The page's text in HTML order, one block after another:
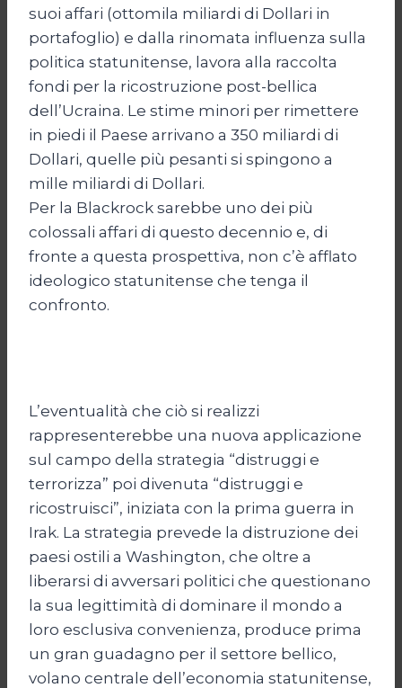
suoi affari (ottomila miliardi di Dollari in
portafoglio) e dalla rinomata influenza sulla
politica statunitense, lavora alla raccolta
fondi per la ricostruzione post-bellica
dell’Ucraina. Le stime minori per rimettere
in piedi il Paese arrivano a 350 miliardi di
Dollari, quelle più pesanti si spingono a
mille miliardi di Dollari.
Per la Blackrock sarebbe uno dei più
colossali affari di questo decennio e, di
fronte a questa prospettiva, non c’è afflato
ideologico statunitense che tenga il
confronto.
L’eventualità che ciò si realizzi
rappresenterebbe una nuova applicazione
sul campo della strategia “distruggi e
terrorizza” poi divenuta “distruggi e
ricostruisci”, iniziata con la prima guerra in
Irak. La strategia prevede la distruzione dei
paesi ostili a Washington, che oltre a
liberarsi di avversari politici che questionano
la sua legittimità di dominare il mondo a
loro esclusiva convenienza, produce prima
un gran guadagno per il settore bellico,
volano centrale dell’economia statunitense,